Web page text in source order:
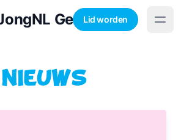
Lid worden
Nieuws